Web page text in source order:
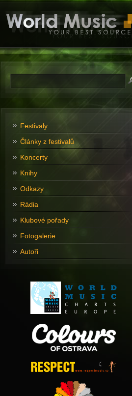
Festivaly
Články z festivalů
Koncerty
Knihy
Odkazy
Rádia
Klubové pořady
Fotogalerie
Autoři